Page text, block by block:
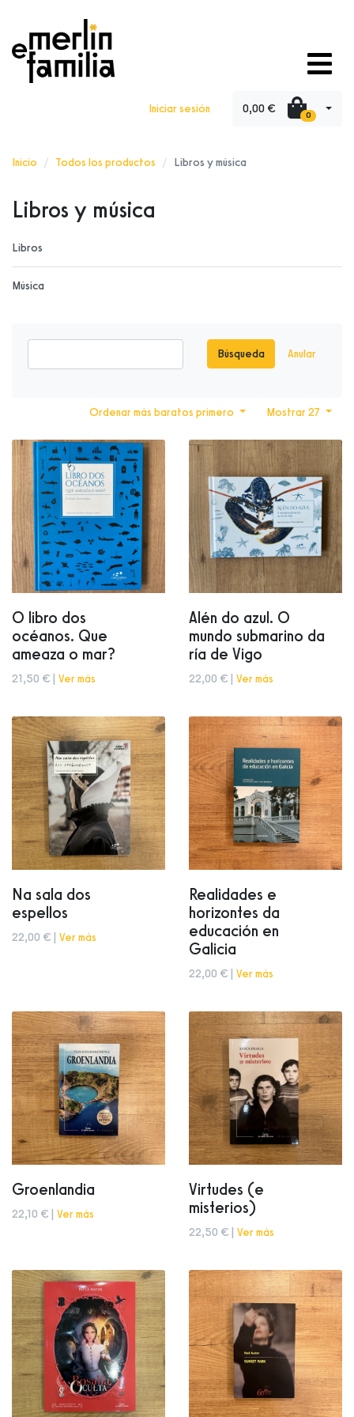
Iniciar sesión 0,00 € 0
Inicio Todos los productos Libros y música
Libros y música
Libros
Música
Búsqueda Anular
Mostrar 27
Ordenar más baratos primero
O libro dos
océanos. Que
ameaza o mar?
21,50 € | Ver más
Alén do azul. O
mundo submarino da
ría de Vigo
22,00 € | Ver más
Na sala dos
espellos
22,00 € | Ver más
Realidades e
horizontes da
educación en
Galicia
22,00 € | Ver más
Groenlandia
22,10 € | Ver más
Virtudes (e
misterios)
22,50 € | Ver más